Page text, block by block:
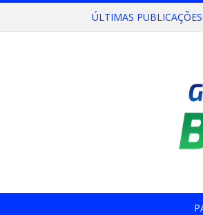
ÚLTIMAS PUBLICAÇÕES: